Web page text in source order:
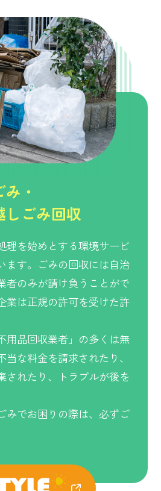
・
しごみ回収
理を始めとする環境サービ
ます。ごみの回収には自治
者のみが請け負うことがで
業は正規の許可を受けた許
用品回収業者」の多くは無
な料金を請求されたり、
されたり、トラブルが後を
みでお困りの際は、必ずご